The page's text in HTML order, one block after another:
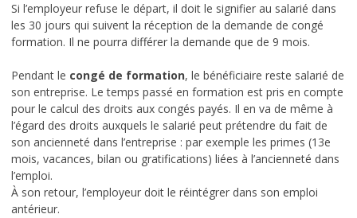
Si l’employeur refuse le départ, il doit le signifier au salarié dans
les 30 jours qui suivent la réception de la demande de congé
formation. Il ne pourra différer la demande que de 9 mois.
Pendant le congé de formation, le bénéficiaire reste salarié de
son entreprise. Le temps passé en formation est pris en compte
pour le calcul des droits aux congés payés. Il en va de même à
l’égard des droits auxquels le salarié peut prétendre du fait de
son ancienneté dans l’entreprise : par exemple les primes (13e
mois, vacances, bilan ou gratifications) liées à l’ancienneté dans
l’emploi.
À son retour, l’employeur doit le réintégrer dans son emploi
antérieur.